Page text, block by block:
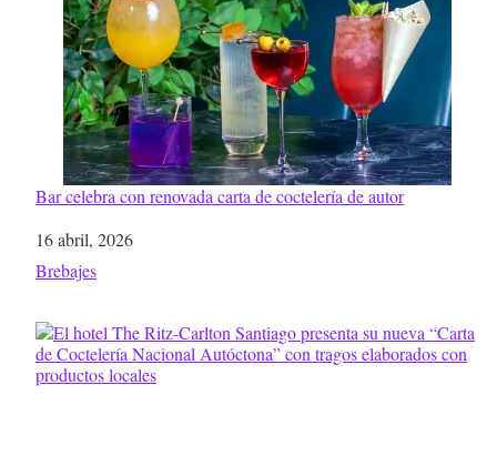
Bar celebra con renovada carta de coctelería de autor
Fecha
16 abril, 2026
Respecto a
Brebajes